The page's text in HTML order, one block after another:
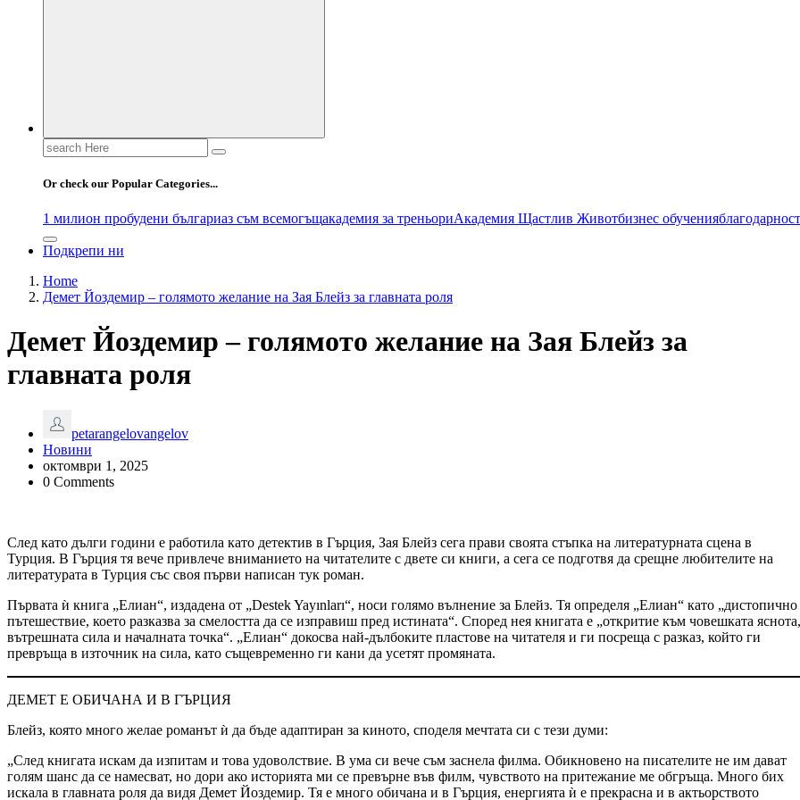
Search
for:
Or check our Popular Categories...
1 милион пробудени българиаз съм всемогъщакадемия за треньориАкадемия Щастлив Животбизнес обученияблагодарност
Подкрепи ни
Home
Демет Йоздемир – голямото желание на Зая Блейз за главната роля
Демет Йоздемир – голямото желание на Зая Блейз за
главната роля
petarangelovangelov
Новини
октомври 1, 2025
0 Comments
След като дълги години е работила като детектив в Гърция, Зая Блейз сега прави своята стъпка на литературната сцена в
Турция. В Гърция тя вече привлече вниманието на читателите с двете си книги, а сега се подготвя да срещне любителите на
литературата в Турция със своя първи написан тук роман.
Първата ѝ книга „Елиан“, издадена от „Destek Yayınları“, носи голямо вълнение за Блейз. Тя определя „Елиан“ като „дистопично
пътешествие, което разказва за смелостта да се изправиш пред истината“. Според нея книгата е „откритие към човешката яснота,
вътрешната сила и началната точка“. „Елиан“ докосва най-дълбоките пластове на читателя и ги посреща с разказ, който ги
превръща в източник на сила, като същевременно ги кани да усетят промяната.
ДЕМЕТ Е ОБИЧАНА И В ГЪРЦИЯ
Блейз, която много желае романът ѝ да бъде адаптиран за киното, споделя мечтата си с тези думи:
„След книгата искам да изпитам и това удоволствие. В ума си вече съм заснела филма. Обикновено на писателите не им дават
голям шанс да се намесват, но дори ако историята ми се превърне във филм, чувството на притежание ме обгръща. Много бих
искала в главната роля да видя Демет Йоздемир. Тя е много обичана и в Гърция, енергията ѝ е прекрасна и в актьорството